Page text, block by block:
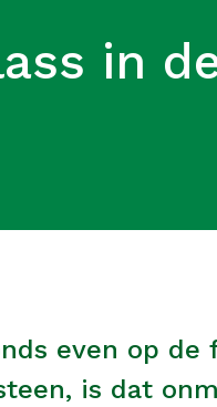
in
even op
is dat